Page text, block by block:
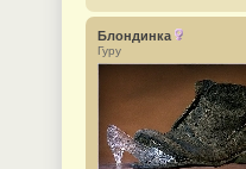
Блондинка
Гуру